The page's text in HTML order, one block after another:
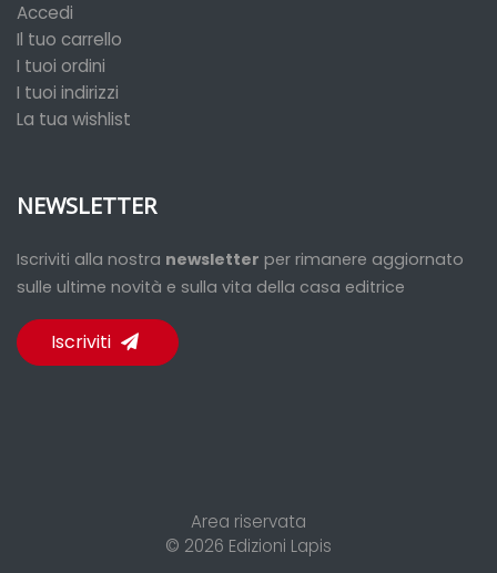
Accedi
Il tuo carrello
I tuoi ordini
I tuoi indirizzi
La tua wishlist
NEWSLETTER
Iscriviti alla nostra newsletter per rimanere aggiornato
sulle ultime novità e sulla vita della casa editrice
Iscriviti
Area riservata
© 2026 Edizioni Lapis